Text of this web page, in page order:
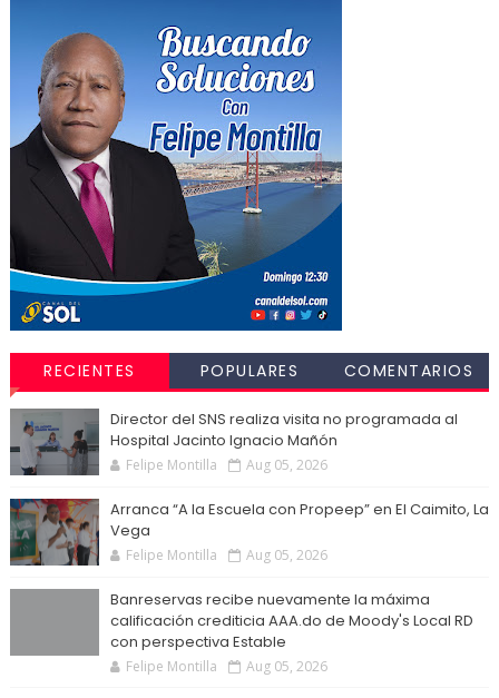
RECIENTES POPULARES COMENTARIOS
Director del SNS realiza visita no programada al
Hospital Jacinto Ignacio Mañón
Felipe Montilla Aug 05, 2026
Arranca “A la Escuela con Propeep” en El Caimito, La
Vega
Felipe Montilla Aug 05, 2026
Banreservas recibe nuevamente la máxima
calificación crediticia AAA.do de Moody's Local RD
con perspectiva Estable
Felipe Montilla Aug 05, 2026